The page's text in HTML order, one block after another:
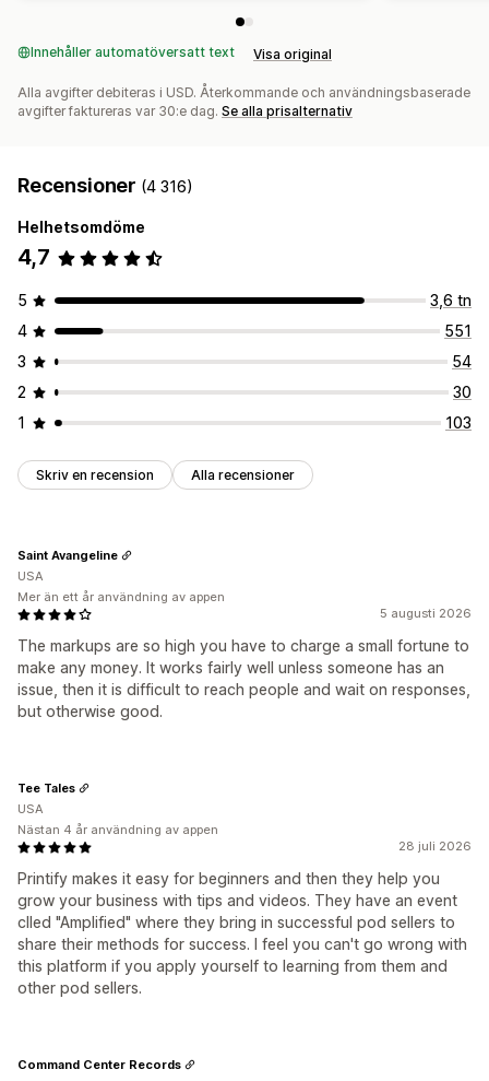
Innehåller automatöversatt text Visa original
Alla avgifter debiteras i USD. Återkommande och användningsbaserade
avgifter faktureras var 30:e dag. Se alla prisalternativ
Recensioner (4 316)
Helhetsomdöme
4,7
5
3,6 tn
4
551
3
54
2
30
1
103
Skriv en recension Alla recensioner
5 augusti 2026
The markups are so high you have to charge a small fortune to
make any money. It works fairly well unless someone has an
issue, then it is difficult to reach people and wait on responses,
but otherwise good.
Saint Avangeline
USA
Mer än ett år användning av appen
28 juli 2026
Printify makes it easy for beginners and then they help you
grow your business with tips and videos. They have an event
clled "Amplified" where they bring in successful pod sellers to
share their methods for success. I feel you can't go wrong with
this platform if you apply yourself to learning from them and
other pod sellers.
Tee Tales
USA
Nästan 4 år användning av appen
Command Center Records